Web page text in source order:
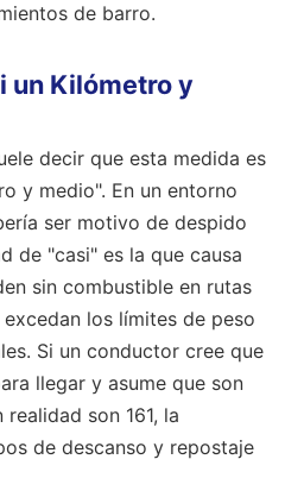
de barro.
un Kilómetro y
decir que esta medida es
y medio". En un entorno
ser motivo de despido
de "casi" es la que causa
sin combustible en rutas
los límites de peso
Si un conductor cree que
llegar y asume que son
son 161, la
de descanso y repostaje